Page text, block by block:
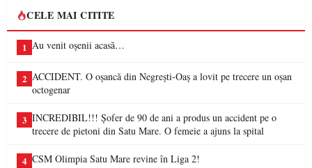
CELE MAI CITITE
1 Au venit oșenii acasă…
2 ACCIDENT. O oșancă din Negrești-Oaș a lovit pe trecere un oșan
octogenar
3 INCREDIBIL!!! Șofer de 90 de ani a produs un accident pe o
trecere de pietoni din Satu Mare. O femeie a ajuns la spital
4 CSM Olimpia Satu Mare revine în Liga 2!